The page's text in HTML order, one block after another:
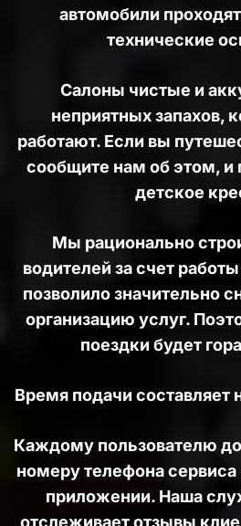
автомобили
технические
Салоны чистые и
неприятных запахов,
работают. Если вы
сообщите нам об этом,
детское
Мы рационально
водителей за счет
позволило значительно
организацию услуг.
поездки будет
Время подачи составляет
Каждому пользователю
номеру телефона
приложении. Наша
отслеживает отзывы